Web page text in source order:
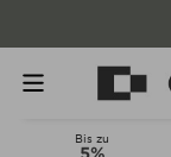
Bis zu
5%